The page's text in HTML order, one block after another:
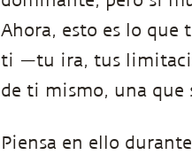
Ahora, esto es lo que
ti —tu ira, tus
de ti mismo, una que
Piensa en ello